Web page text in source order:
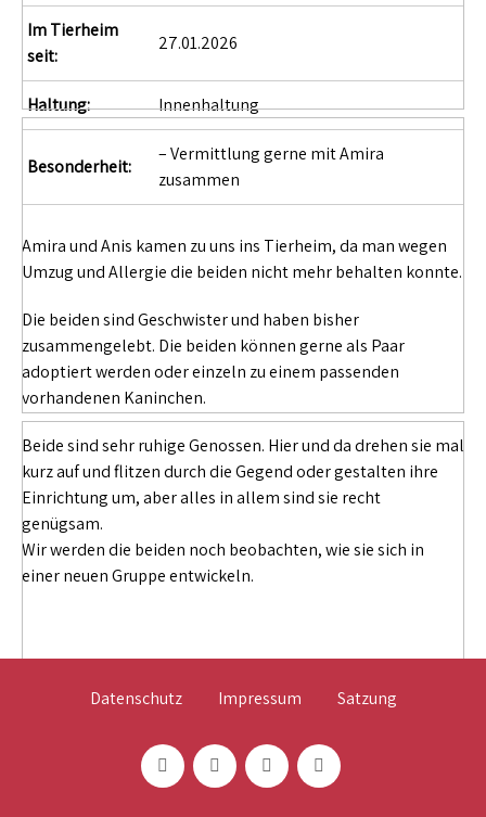
Im Tierheim
seit:
27.01.2026
Haltung: Innenhaltung
Besonderheit:
– Vermittlung gerne mit Amira
zusammen
Amira und Anis kamen zu uns ins Tierheim, da man wegen
Umzug und Allergie die beiden nicht mehr behalten konnte.
Die beiden sind Geschwister und haben bisher
zusammengelebt. Die beiden können gerne als Paar
adoptiert werden oder einzeln zu einem passenden
vorhandenen Kaninchen.
Beide sind sehr ruhige Genossen. Hier und da drehen sie mal
kurz auf und flitzen durch die Gegend oder gestalten ihre
Einrichtung um, aber alles in allem sind sie recht
genügsam.
Wir werden die beiden noch beobachten, wie sie sich in
einer neuen Gruppe entwickeln.
Datenschutz Impressum Satzung